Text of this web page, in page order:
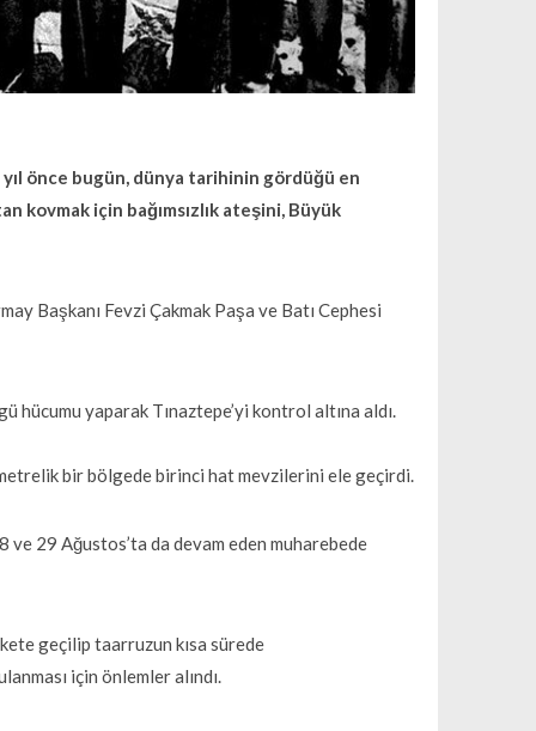
önce bugün, dünya tarihinin gördüğü en
kovmak için bağımsızlık ateşini, Büyük
Başkanı Fevzi Çakmak Paşa ve Batı Cephesi
hücumu yaparak Tınaztepe’yi kontrol altına aldı.
bir bölgede birinci hat mevzilerini ele geçirdi.
29 Ağustos’ta da devam eden muharebede
geçilip taarruzun kısa sürede
için önlemler alındı.